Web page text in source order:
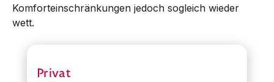
Komforteinschränkungen jedoch sogleich wieder
wett.
Privat